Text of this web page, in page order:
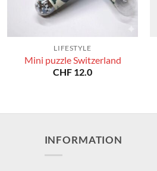
LIFESTYLE
Mini puzzle Switzerland
CHF 12.0
INFORMATION